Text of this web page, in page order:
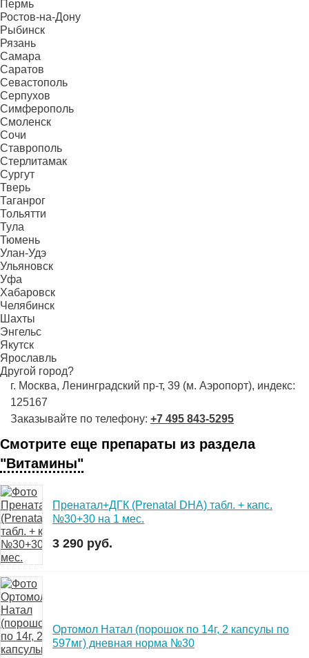
Пермь
Ростов-на-Дону
Рыбинск
Рязань
Самара
Саратов
Севастополь
Серпухов
Симферополь
Смоленск
Сочи
Ставрополь
Стерлитамак
Сургут
Тверь
Таганрог
Тольятти
Тула
Тюмень
Улан-Удэ
Ульяновск
Уфа
Хабаровск
Челябинск
Шахты
Энгельс
Якутск
Ярославль
Другой город?
г. Москва, Ленинградский пр-т, 39 (м. Аэропорт), индекс:
125167
Заказывайте по телефону: +7 495 843-5295
Смотрите еще препараты из раздела
"Витамины"
Пренатал+ДГК (Prenatal DHA) табл. + капс.
№30+30 на 1 мес.
3 290 руб.
Ортомол Натал (порошок по 14г, 2 капсулы по
597мг) дневная норма №30